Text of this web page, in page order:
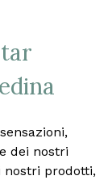
dei nostri
nostri prodotti,